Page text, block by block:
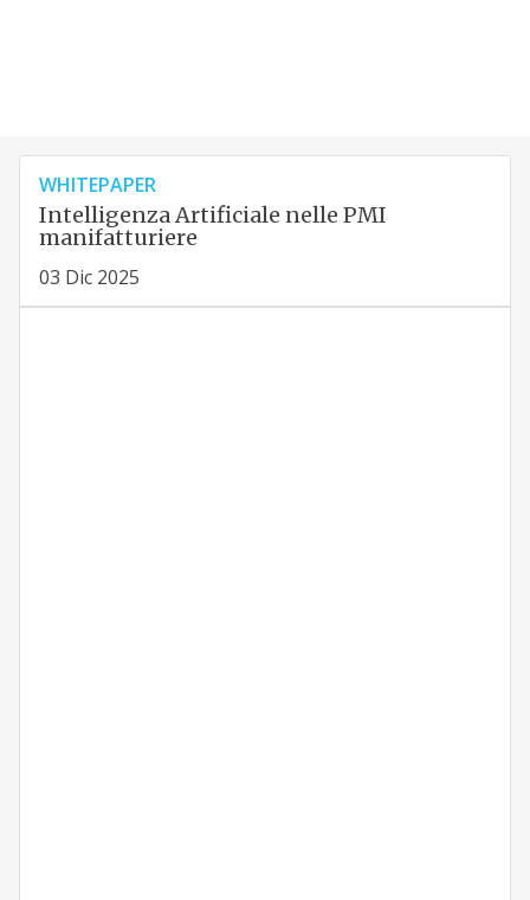
WHITEPAPER
Intelligenza Artificiale nelle PMI
manifatturiere
03 Dic 2025